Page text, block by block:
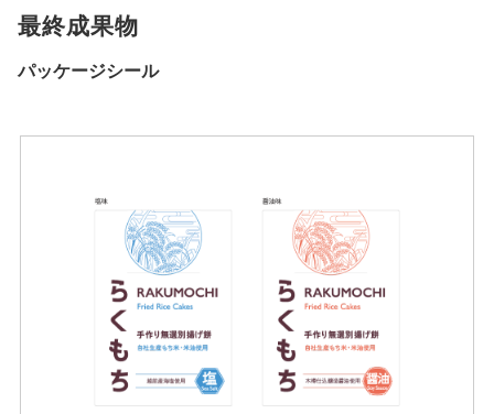
最終成果物
パッケージシール